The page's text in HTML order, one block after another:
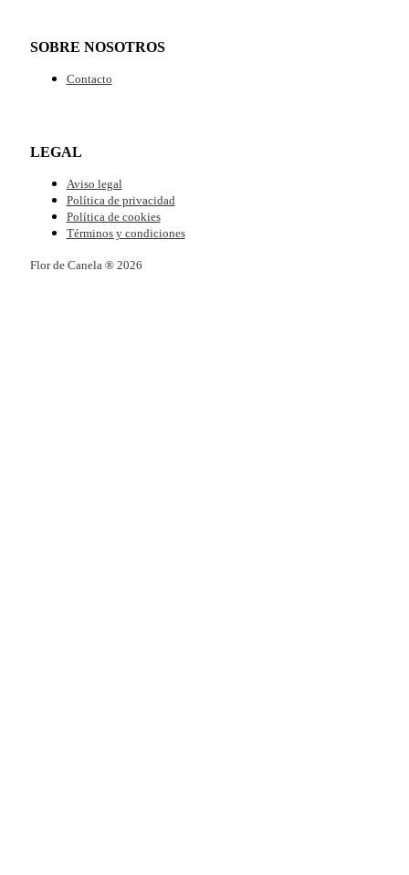
SOBRE NOSOTROS
Contacto
LEGAL
Aviso legal
Política de privacidad
Política de cookies
Términos y condiciones
Flor de Canela ® 2026